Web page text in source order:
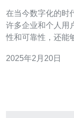
在当今数字化的时
许多企业和个人用
性和可靠性，还能
新加坡VPS是一种
2025年2月20日